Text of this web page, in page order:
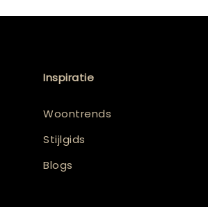
Inspiratie
Woontrends
Stijlgids
Blogs